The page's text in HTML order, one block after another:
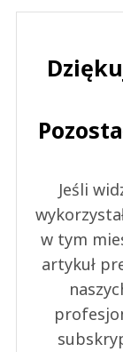
Jeśli
w tym
artykuł